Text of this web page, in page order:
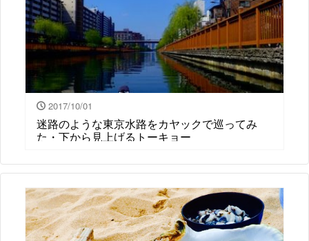
2017/10/01
迷路のような東京水路をカヤックで巡ってみ
た・下から見上げるトーキョー